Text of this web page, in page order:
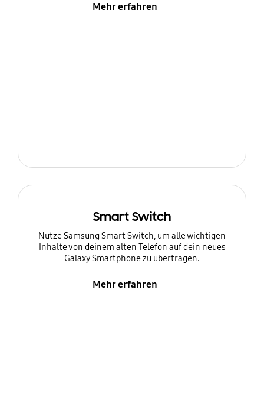
Mehr erfahren
Smart Switch
Nutze Samsung Smart Switch, um alle wichtigen
Inhalte von deinem alten Telefon auf dein neues
Galaxy Smartphone zu übertragen.
Mehr erfahren